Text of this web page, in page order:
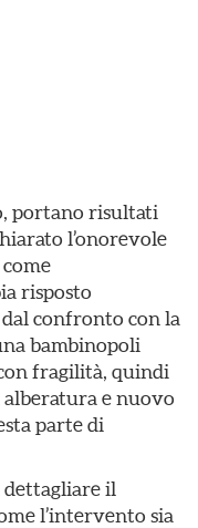
portano risultati
l’onorevole
risposto
confronto con la
bambinopoli
fragilità, quindi
e nuovo
parte di
dettagliare il
l’intervento sia